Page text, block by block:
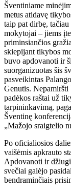
Šventiniame
metus atidavę
taip pat dirbę,
mokytojai – jiems
priminsiančios
skiepijant tikybos
buvo apdovanoti ir
suorganizuotas šis
pasveikintas
Genutis.
padėkos raštai už
tarpininkavimą,
Šventinę
„Mažojo sraigtelio
Po oficialiosios
vaišėmis apkrauto
Apdovanoti ir
svečiai galėjo
bendraminčiais